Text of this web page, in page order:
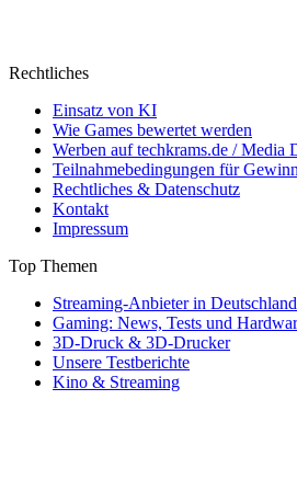
Rechtliches
Einsatz von KI
Wie Games bewertet werden
Werben auf techkrams.de / Media
Teilnahmebedingungen für
Rechtliches & Datenschutz
Kontakt
Impressum
Top Themen
Streaming-Anbieter in
Gaming: News, Tests und
3D-Druck & 3D-Drucker
Unsere Testberichte
Kino & Streaming